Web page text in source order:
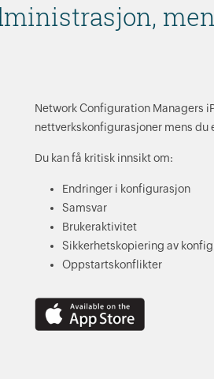
Network Configuration Managers
nettverkskonfigurasjoner mens du
Du kan få kritisk innsikt om:
Endringer i konfigurasjon
Samsvar
Brukeraktivitet
Sikkerhetskopiering av
Oppstartskonflikter